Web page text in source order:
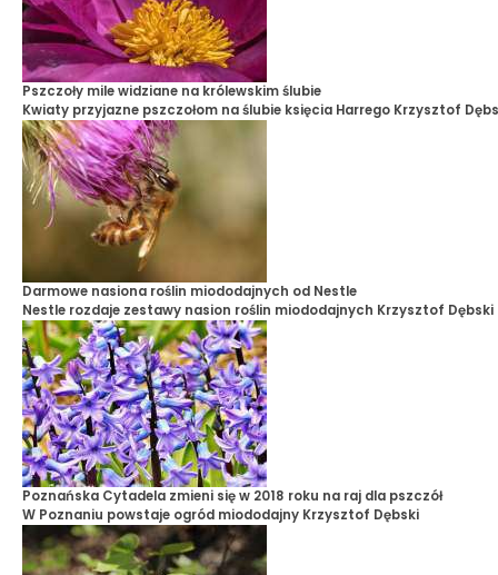
Pszczoły mile widziane na królewskim ślubie
Kwiaty przyjazne pszczołom na ślubie księcia Harrego Krzysztof
Darmowe nasiona roślin miododajnych od Nestle
Nestle rozdaje zestawy nasion roślin miododajnych Krzysztof Dębski
Poznańska Cytadela zmieni się w 2018 roku na raj dla pszczół
W Poznaniu powstaje ogród miododajny Krzysztof Dębski